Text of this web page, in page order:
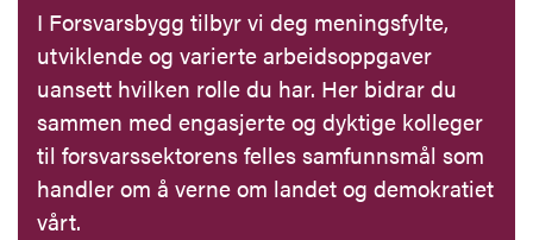
I Forsvarsbygg tilbyr vi deg meningsfylte,
utviklende og varierte arbeidsoppgaver
uansett hvilken rolle du har. Her bidrar du
sammen med engasjerte og dyktige kolleger
til forsvarssektorens felles samfunnsmål som
handler om å verne om landet og demokratiet
vårt.